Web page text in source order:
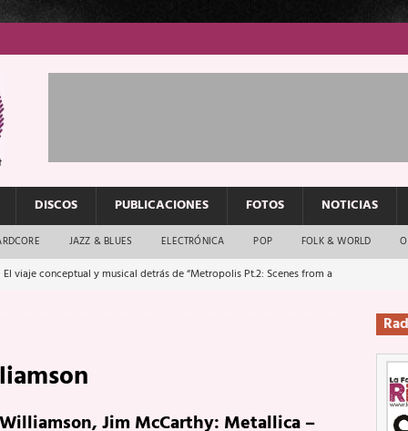
DISCOS PUBLICACIONES FOTOS NOTICIAS
JAZZ & BLUES ELECTRÓNICA POP FOLK & WORLD
El viaje conceptual y musical detrás de “Metropolis Pt.2: Scenes from a
El rock urbano sigue en buenas manos
que van a escucharte te saludan
Jim McCarthy: Metallica –